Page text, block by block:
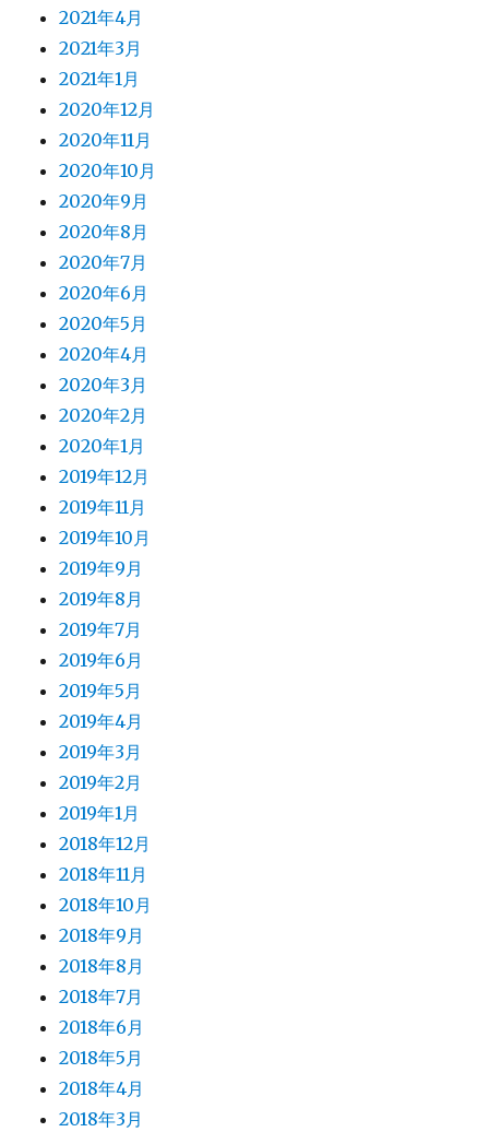
2021年4月
2021年3月
2021年1月
2020年12月
2020年11月
2020年10月
2020年9月
2020年8月
2020年7月
2020年6月
2020年5月
2020年4月
2020年3月
2020年2月
2020年1月
2019年12月
2019年11月
2019年10月
2019年9月
2019年8月
2019年7月
2019年6月
2019年5月
2019年4月
2019年3月
2019年2月
2019年1月
2018年12月
2018年11月
2018年10月
2018年9月
2018年8月
2018年7月
2018年6月
2018年5月
2018年4月
2018年3月